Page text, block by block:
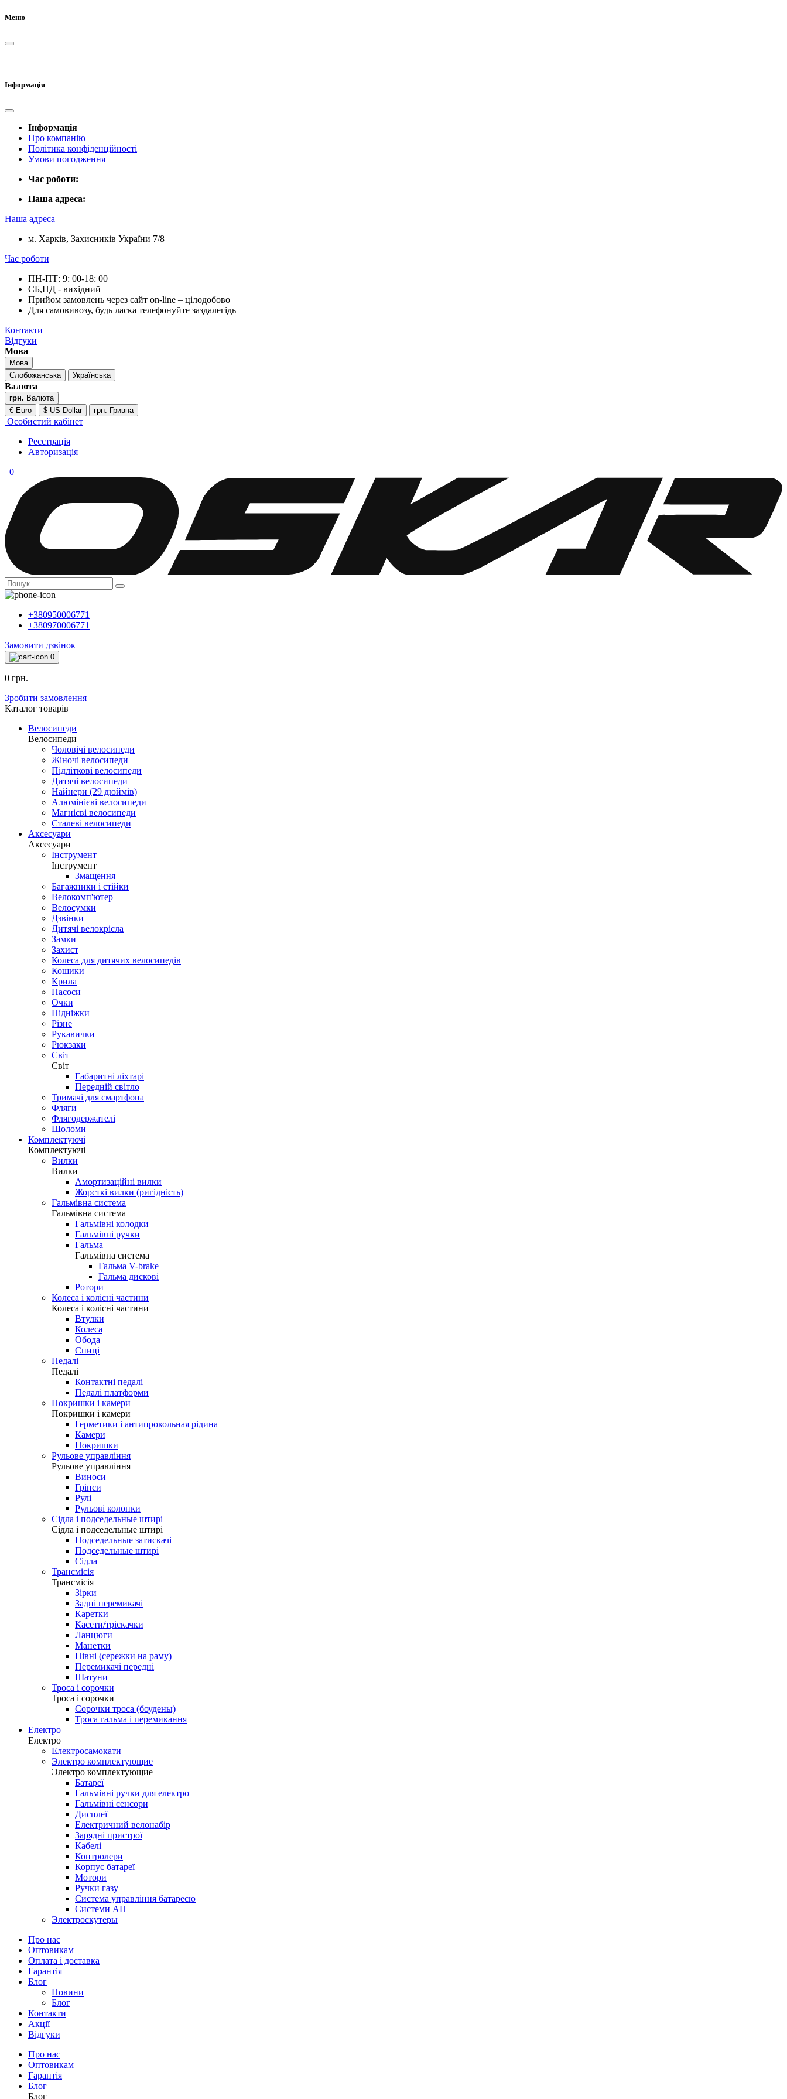
Меню
Інформація
Інформація
Про компанію
Політика конфіденційності
Умови погодження
Час роботи:
Наша адреса:
Наша адреса
м. Харків, Захисників України 7/8
Час роботи
ПН-ПТ: 9: 00-18: 00
СБ,НД - вихідний
Прийом замовлень через сайт on-line – цілодобово
Для самовивозу, будь ласка телефонуйте заздалегідь
Контакти
Відгуки
Мова
Мова
Слобожанська
Українська
Валюта
грн. Валюта
€ Euro
$ US Dollar грн. Гривна
Особистий кабінет
Реєстрація
Авторизація
0
+380950006771
+380970006771
Замовити дзвінок
0
0 грн.
Зробити замовлення
Каталог товарiв
Велосипеди
Велосипеди
Чоловічі велосипеди
Жіночі велосипеди
Підліткові велосипеди
Дитячі велосипеди
Найнери (29 дюймів)
Алюмінієві велосипеди
Магнієві велосипеди
Сталеві велосипеди
Аксесуари
Аксесуари
Інструмент
Інструмент
Змащення
Багажники і стійки
Велокомп'ютер
Велосумки
Дзвінки
Дитячі велокрісла
Замки
Захист
Колеса для дитячих велосипедів
Кошики
Крила
Насоси
Очки
Підніжки
Різне
Рукавички
Рюкзаки
Світ
Світ
Габаритні ліхтарі
Передній світло
Тримачі для смартфона
Фляги
Флягодержателі
Шоломи
Комплектуючі
Комплектуючі
Вилки
Вилки
Амортизаційні вилки
Жорсткі вилки (ригідність)
Гальмівна система
Гальмівна система
Гальмівні колодки
Гальмівні ручки
Гальма
Гальмівна система
Гальма V-brake
Гальма дискові
Ротори
Колеса і колісні частини
Колеса і колісні частини
Втулки
Колеса
Обода
Спиці
Педалі
Педалі
Контактні педалі
Педалі платформи
Покришки і камери
Покришки і камери
Герметики і антипрокольная рідина
Камери
Покришки
Рульове управління
Рульове управління
Виноси
Гріпси
Рулі
Рульові колонки
Сідла і подседельные штирі
Сідла і подседельные штирі
Подседельные затискачі
Подседельные штирі
Сідла
Трансмісія
Трансмісія
Зірки
Задні перемикачі
Каретки
Касети/тріскачки
Ланцюги
Манетки
Півні (сережки на раму)
Перемикачі передні
Шатуни
Троса і сорочки
Троса і сорочки
Сорочки троса (боудены)
Троса гальма і перемикання
Електро
Електро
Електросамокати
Электро комплектующие
Электро комплектующие
Батареї
Гальмівні ручки для електро
Гальмівні сенсори
Дисплеї
Електричний велонабір
Зарядні пристрої
Кабелі
Контролери
Корпус батареї
Мотори
Ручки газу
Система управління батареєю
Системи АП
Электроскутеры
Про нас
Оптовикам
Оплата і доставка
Гарантія
Блог
Новини
Блог
Контакти
Акції
Відгуки
Про нас
Оптовикам
Гарантія
Блог
Блог